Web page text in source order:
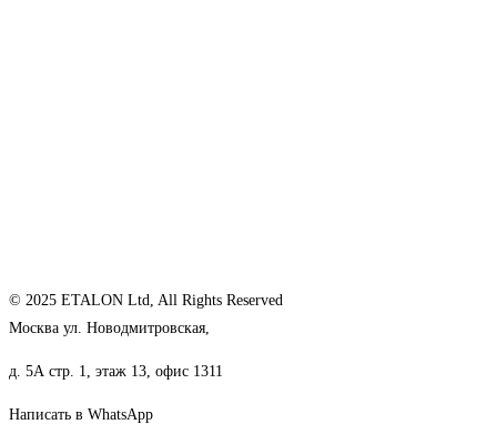
© 2025 ETALON Ltd, All Rights Reserved
Москва ул. Новодмитровская,
д. 5А стр. 1, этаж 13, офис 1311
Написать в WhatsApp